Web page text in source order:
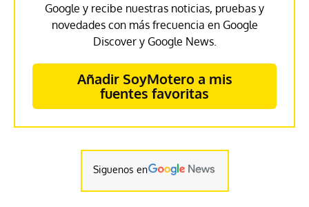
Google y recibe nuestras noticias, pruebas y
novedades con más frecuencia en Google
Discover y Google News.
Añadir SoyMotero a mis
fuentes favoritas
Siguenos en